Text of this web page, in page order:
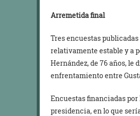
Arremetida final
Tres encuestas
relativamente estable y a
Hernández, de 76 años,
enfrentamiento entre
Encuestas financiadas
presidencia, en lo que